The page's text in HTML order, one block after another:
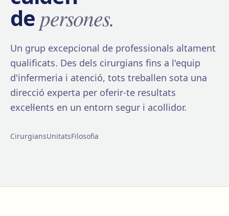
depersones.
Un grup excepcional de professionals altament
qualificats. Des dels cirurgians fins a l'equip
d'infermeria i atenció, tots treballen sota una
direcció experta per oferir-te resultats
excel·lents en un entorn segur i acollidor.
CirurgiansUnitatsFilosofia